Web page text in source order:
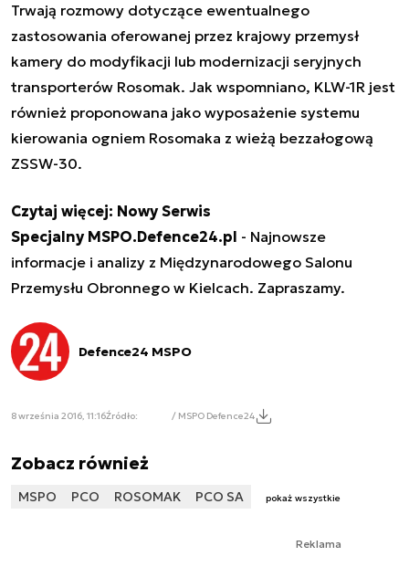
Trwają rozmowy dotyczące ewentualnego
zastosowania oferowanej przez krajowy przemysł
kamery do modyfikacji lub modernizacji seryjnych
transporterów Rosomak. Jak wspomniano, KLW-1R jest
również proponowana jako wyposażenie systemu
kierowania ogniem Rosomaka z wieżą bezzałogową
ZSSW-30.
Czytaj więcej: Nowy Serwis
Specjalny MSPO.Defence24.pl - Najnowsze
informacje i analizy z Międzynarodowego Salonu
Przemysłu Obronnego w Kielcach. Zapraszamy.
Defence24 MSPO
8 września 2016, 11:16Źródło: / MSPO Defence24
Zobacz również
MSPO PCO ROSOMAK PCO SA pokaż wszystkie
Reklama